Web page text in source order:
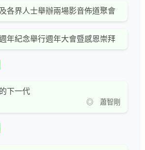
各界人士舉辦兩場影音佈道聚會
年紀念舉行週年大會暨感恩崇拜
下一代
◎ 蕭智剛